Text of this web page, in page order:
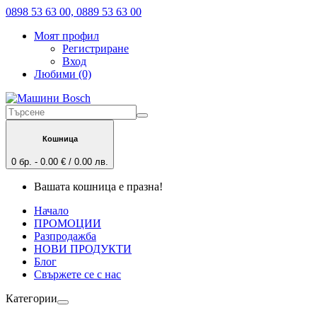
0898 53 63 00, 0889 53 63 00
Моят профил
Регистриране
Вход
Любими (0)
Кошница
0 бр. - 0.00 € / 0.00 лв.
Вашата кошница е празна!
Начало
ПРОМОЦИИ
Разпродажба
НОВИ ПРОДУКТИ
Блог
Свържете се с нас
Категории